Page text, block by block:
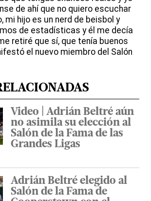
de ahí que no quiero escuchar
mi hijo es un nerd de beisbol y
de estadísticas y él me decía
retiré que sí, que tenía buenos
el nuevo miembro del Salón
Video | Adrián Beltré aún
no asimila su elección al
Salón de la Fama de las
Grandes Ligas
Adrián Beltré elegido al
Salón de la Fama de